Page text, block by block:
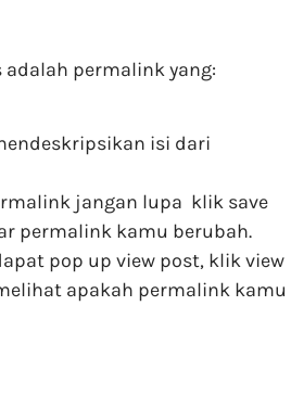
permalink yang:
isi dari
jangan lupa klik save
permalink kamu berubah.
pop up view post, klik view
apakah permalink kamu